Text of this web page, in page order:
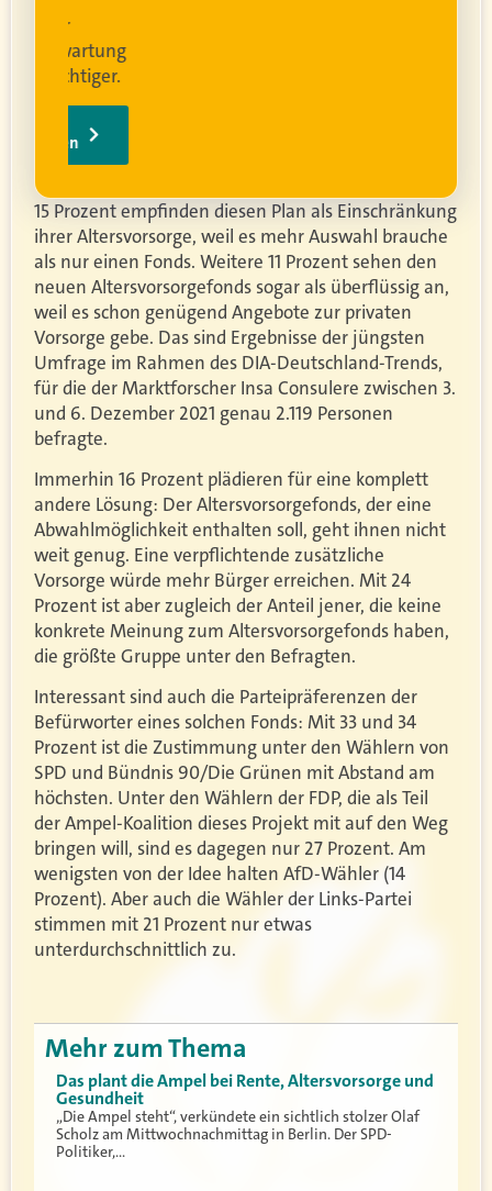
15 Prozent empfinden diesen Plan als Einschränkung
ihrer Altersvorsorge, weil es mehr Auswahl brauche
als nur einen Fonds. Weitere 11 Prozent sehen den
neuen Altersvorsorgefonds sogar als überflüssig an,
weil es schon genügend Angebote zur privaten
Vorsorge gebe. Das sind Ergebnisse der jüngsten
Umfrage im Rahmen des DIA-Deutschland-Trends,
für die der Marktforscher Insa Consulere zwischen 3.
und 6. Dezember 2021 genau 2.119 Personen
befragte.
Immerhin 16 Prozent plädieren für eine komplett
andere Lösung: Der Altersvorsorgefonds, der eine
Abwahlmöglichkeit enthalten soll, geht ihnen nicht
weit genug. Eine verpflichtende zusätzliche
Vorsorge würde mehr Bürger erreichen. Mit 24
Prozent ist aber zugleich der Anteil jener, die keine
konkrete Meinung zum Altersvorsorgefonds haben,
die größte Gruppe unter den Befragten.
Interessant sind auch die Parteipräferenzen der
Befürworter eines solchen Fonds: Mit 33 und 34
Prozent ist die Zustimmung unter den Wählern von
SPD und Bündnis 90/Die Grünen mit Abstand am
höchsten. Unter den Wählern der FDP, die als Teil
der Ampel-Koalition dieses Projekt mit auf den Weg
bringen will, sind es dagegen nur 27 Prozent. Am
wenigsten von der Idee halten AfD-Wähler (14
Prozent). Aber auch die Wähler der Links-Partei
stimmen mit 21 Prozent nur etwas
unterdurchschnittlich zu.
Mehr zum Thema
Das plant die Ampel bei Rente, Altersvorsorge und
Gesundheit
„Die Ampel steht“, verkündete ein sichtlich stolzer Olaf
Scholz am Mittwochnachmittag in Berlin. Der SPD-
Politiker,…